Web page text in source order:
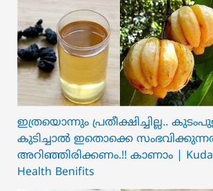
ഇത്രയൊന്നും പ്രതീക്ഷിച്ചില്ല..
കുടിച്ചാൽ ഇതൊക്കെ
അറിഞ്ഞിരിക്കണം.!! കാണാം |
Health Benifits